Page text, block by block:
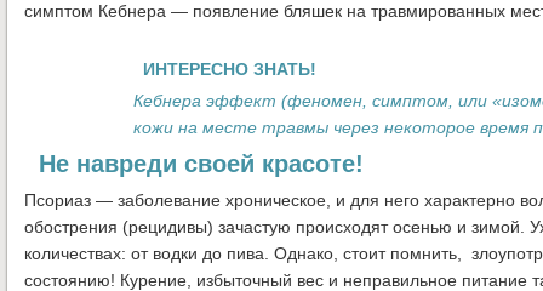
симптом Кебнера — появление бляшек на травмированных
ИНТЕРЕСНО ЗНАТЬ!
Кебнера эффект (феномен, симптом, или
кожи на месте травмы через некоторое время
Не навреди своей красоте!
Псориаз — заболевание хроническое, и для него характерно
обострения (рецидивы) зачастую происходят осенью и зимой.
количествах: от водки до пива. Однако, стоит помнить,
состоянию! Курение, избыточный вес и неправильное питание